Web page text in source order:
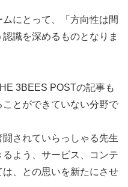
にとって、「方向性は間
識を深めるものとなりま
3BEES POSTの記事も
とができていない分野で
されていらっしゃる先生
よう、サービス、コンテ
、との思いを新たにさせ